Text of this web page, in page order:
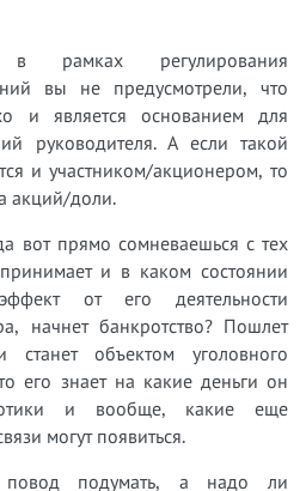
рамках регулирования
вы не предусмотрели, что
и является основанием для
руководителя. А если такой
и участником/акционером, то
акций/доли.
вот прямо сомневаешься с тех
и в каком состоянии
от его деятельности
начнет банкротство? Пошлет
объектом уголовного
его знает на какие деньги он
и вообще, какие еще
могут появиться.
подумать, а надо ли